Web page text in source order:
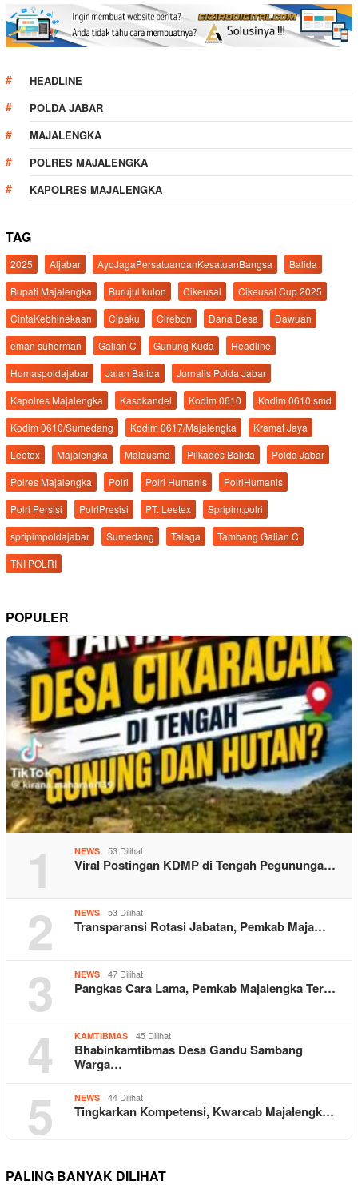
HEADLINE
POLDA JABAR
MAJALENGKA
POLRES MAJALENGKA
KAPOLRES MAJALENGKA
TAG
2025 Aljabar AyoJagaPersatuandanKesatuanBangsa
Balida
Bupati Majalengka
Burujul kulon Cikeusal
Cikeusal Cup 2025
CintaKebhinekaan
Cipaku Cirebon Dana Desa
Dawuan
eman suherman
Galian C Gunung Kuda
Headline
Humaspoldajabar
Jalan Balida
Jurnalis Polda Jabar
Kapolres Majalengka
Kasokandel Kodim 0610
Kodim 0610 smd
Kodim 0610/Sumedang
Kodim 0617/Majalengka
Kramat Jaya
Leetex
Majalengka Malausma Pilkades Balida
Polda Jabar
Polres Majalengka
Polri Polri Humanis
PolriHumanis
Polri Persisi
PolriPresisi PT. Leetex
Spripim.polri
spripimpoldajabar
Sumedang Talaga
Tambang Galian C
TNI POLRI
POPULER
1 NEWS 53 Dilihat
Viral Postingan KDMP di Tengah Pegununga…
2 NEWS 53 Dilihat
Transparansi Rotasi Jabatan, Pemkab Maja…
3 NEWS 47 Dilihat
Pangkas Cara Lama, Pemkab Majalengka Ter…
4 KAMTIBMAS 45 Dilihat
Bhabinkamtibmas Desa Gandu Sambang
Warga…
5 NEWS 44 Dilihat
Tingkarkan Kompetensi, Kwarcab Majalengk…
PALING BANYAK DILIHAT